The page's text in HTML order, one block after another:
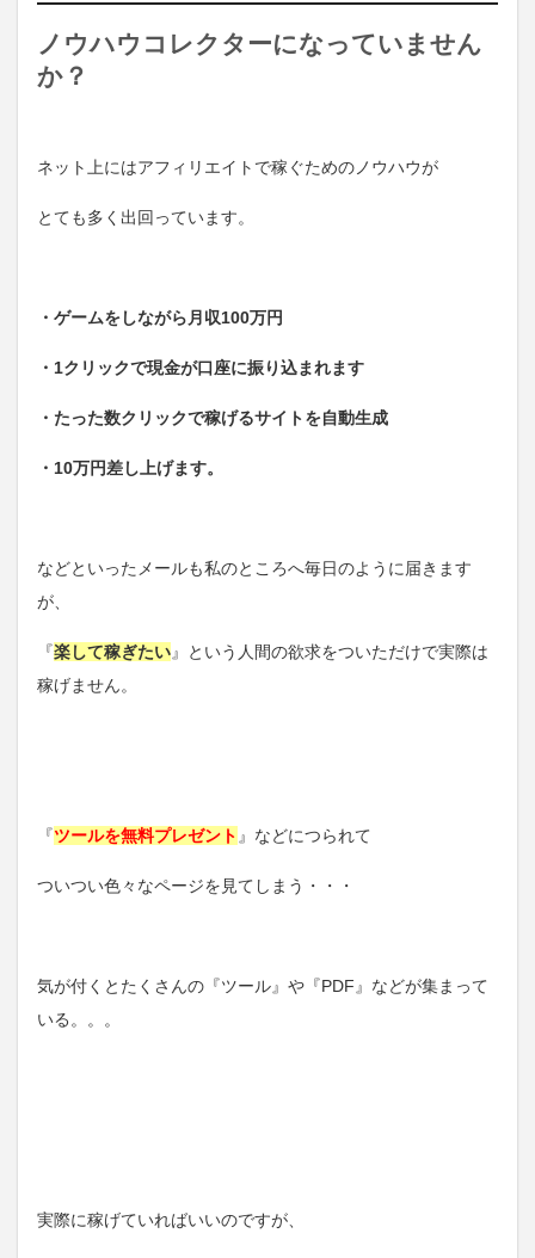
ノウハウコレクターになっていません
か？
ネット上にはアフィリエイトで稼ぐためのノウハウが
とても多く出回っています。
・ゲームをしながら月収100万円
・1クリックで現金が口座に振り込まれます
・たった数クリックで稼げるサイトを自動生成
・10万円差し上げます。
などといったメールも私のところへ毎日のように届きます
が、
『楽して稼ぎたい』という人間の欲求をついただけで実際は
稼げません。
『ツールを無料プレゼント 』などにつられて
ついつい色々なページを見てしまう・・・
気が付くとたくさんの『ツール』や『PDF』などが集まって
いる。。。
実際に稼げていればいいのですが、